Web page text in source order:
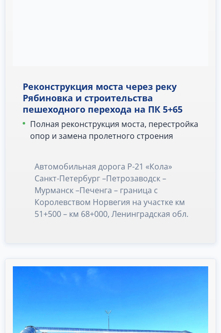
Реконструкция моста через реку
Рябиновка и строительства
пешеходного перехода на ПК 5+65
Полная реконструкция моста, перестройка
опор и замена пролетного строения
Автомобильная дорога Р-21 «Кола»
Санкт-Петербург –Петрозаводск –
Мурманск –Печенга – граница с
Королевством Норвегия на участке км
51+500 – км 68+000, Ленинградская обл.